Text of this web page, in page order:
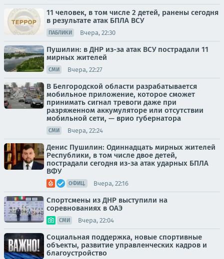
11 человек, в том числе 2 детей, ранены сегодня
в результате атак БПЛА ВСУ
ПАБЛИКИ Вчера, 22:30
Пушилин: в ДНР из-за атак ВСУ пострадали 11
мирных жителей
СМИ Вчера, 22:27
В Белгородской области разрабатывается
мобильное приложение, которое сможет
принимать сигнал тревоги даже при
разряженном аккумуляторе или отсутствии
мобильной сети, — врио губернатора
СМИ Вчера, 22:24
Денис Пушилин: Одиннадцать мирных жителей
Республики, в том числе двое детей,
пострадали сегодня из-за атак ударных БПЛА
ВФУ
ОФИЦ. Вчера, 22:16
Спортсмены из ДНР выступили на
соревнованиях в ОАЭ
СМИ Вчера, 22:04
Социальная поддержка, новые спортивные
объекты, развитие управленческих кадров и
благоустройство